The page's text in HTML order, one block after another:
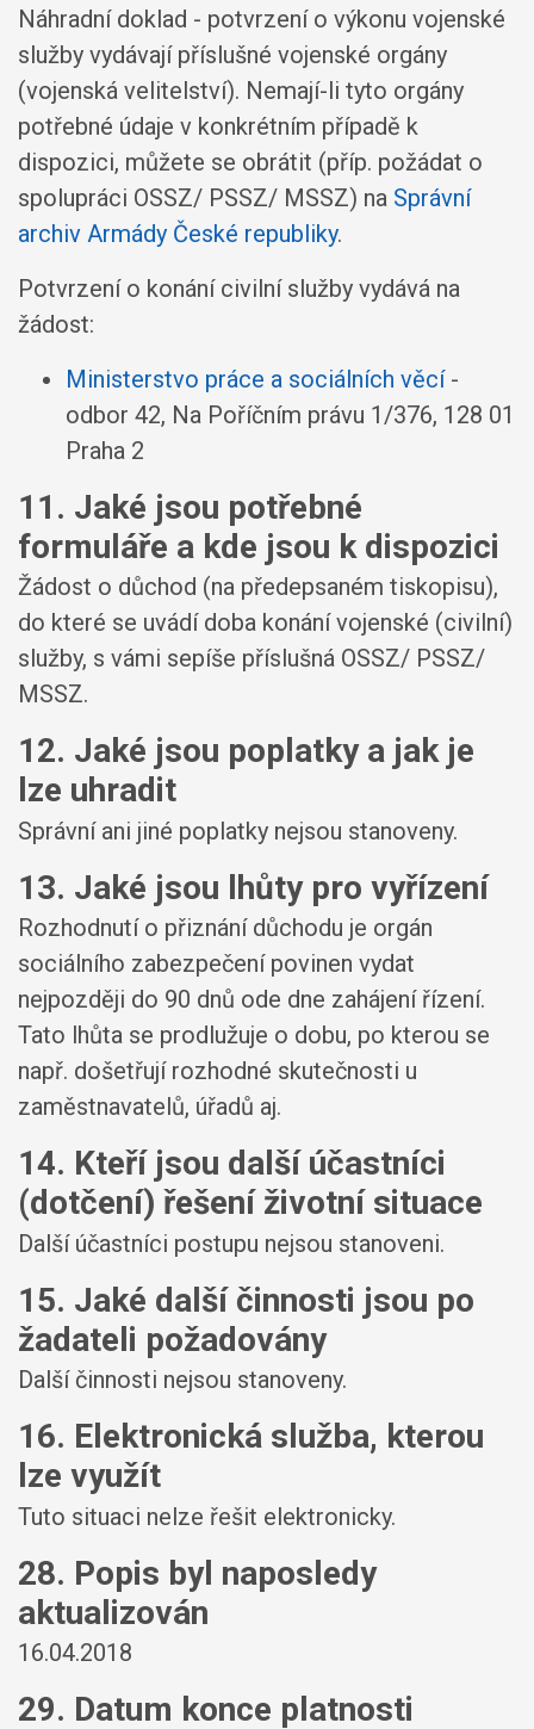
Náhradní doklad - potvrzení o výkonu vojenské
služby vydávají příslušné vojenské orgány
(vojenská velitelství). Nemají-li tyto orgány
potřebné údaje v konkrétním případě k
dispozici, můžete se obrátit (příp. požádat o
spolupráci OSSZ/ PSSZ/ MSSZ) na Správní
archiv Armády České republiky.
Potvrzení o konání civilní služby vydává na
žádost:
Ministerstvo práce a sociálních věcí-
odbor 42, Na Poříčním právu 1/376, 128 01
Praha 2
11. Jaké jsou potřebné
formuláře a kde jsou k dispozici
Žádost o důchod (na předepsaném tiskopisu),
do které se uvádí doba konání vojenské (civilní)
služby, s vámi sepíše příslušná OSSZ/ PSSZ/
MSSZ.
12. Jaké jsou poplatky a jak je
lze uhradit
Správní ani jiné poplatky nejsou stanoveny.
13. Jaké jsou lhůty pro vyřízení
Rozhodnutí o přiznání důchodu je orgán
sociálního zabezpečení povinen vydat
nejpozději do 90 dnů ode dne zahájení řízení.
Tato lhůta se prodlužuje o dobu, po kterou se
např. došetřují rozhodné skutečnosti u
zaměstnavatelů, úřadů aj.
14. Kteří jsou další účastníci
(dotčení) řešení životní situace
Další účastníci postupu nejsou stanoveni.
15. Jaké další činnosti jsou po
žadateli požadovány
Další činnosti nejsou stanoveny.
16. Elektronická služba, kterou
lze využít
Tuto situaci nelze řešit elektronicky.
28. Popis byl naposledy
aktualizován
16.04.2018
29. Datum konce platnosti